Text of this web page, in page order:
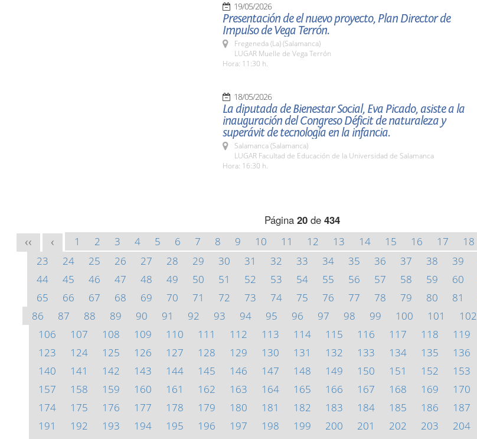
19/05/2026
Presentación de el nuevo proyecto, Plan Director de
Impulso de Vega Terrón.
Fregeneda (La) (Salamanca)
LUGAR Muelle de Vega Terrón
Hora: 11:30 h.
18/05/2026
La diputada de Bienestar Social, Eva Picado, asiste a la
inauguración del Congreso Déficit de naturaleza y
superávit de tecnología en la infancia.
Salamanca (Salamanca)
LUGAR Facultad de Educación de la Universidad de Salamanca
Hora: 16:30 h.
Página 20 de 434
<< < 1 2 3 4 5 6 7 8 9 10 11 12 13 14 15 16 17 18
23
24 25 26 27 28 29 30 31 32 33 34 35 36 37 38 39
44
45 46 47 48 49 50 51 52 53 54 55 56 57 58 59 60
65
66 67 68 69 70 71 72 73 74 75 76 77 78 79 80 81
86
87 88 89 90 91 92 93 94 95 96 97 98 99 100 101 102
106
107 108 109 110 111 112 113 114 115 116 117 118 119
123
124 125 126 127 128 129 130 131 132 133 134 135 136
140
141 142 143 144 145 146 147 148 149 150 151 152 153
157
158 159 160 161 162 163 164 165 166 167 168 169 170
174
175 176 177 178 179 180 181 182 183 184 185 186 187
191
192 193 194 195 196 197 198 199 200 201 202 203 204